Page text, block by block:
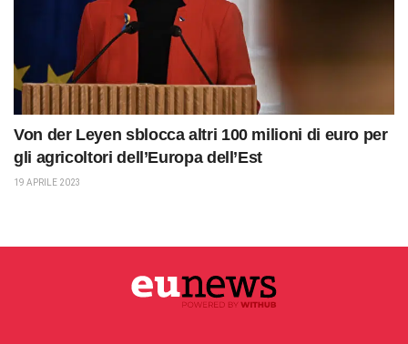
Von der Leyen sblocca altri 100 milioni di euro per
gli agricoltori dell’Europa dell’Est
19 APRILE 2023